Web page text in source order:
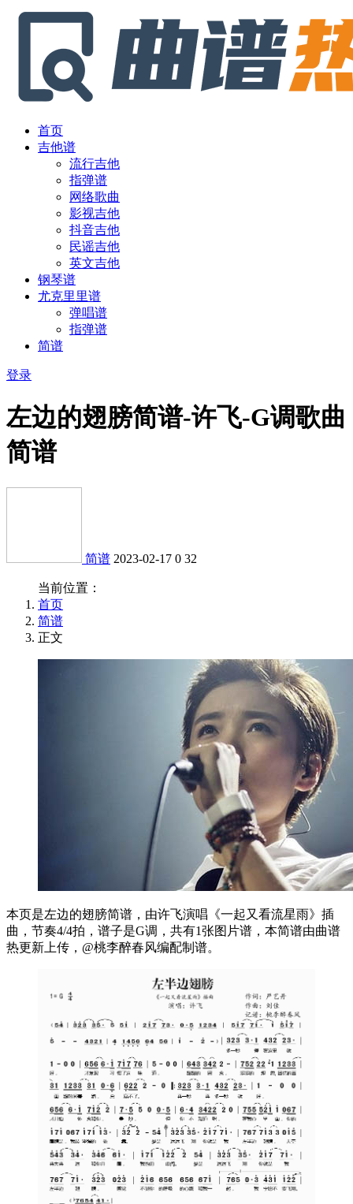
首页
吉他谱
流行吉他
指弹谱
网络歌曲
影视吉他
抖音吉他
民谣吉他
英文吉他
钢琴谱
尤克里里谱
弹唱谱
指弹谱
简谱
登录
左边的翅膀简谱-许飞-G调歌曲
简谱
简谱 2023-02-17 0 32
当前位置：
首页
简谱
正文
本页是左边的翅膀简谱，由许飞演唱《一起又看流星雨》插
曲，节奏4/4拍，谱子是G调，共有1张图片谱，本简谱由曲谱
热更新上传，@桃李醉春风编配制谱。